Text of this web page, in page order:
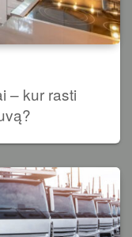
– kur rasti